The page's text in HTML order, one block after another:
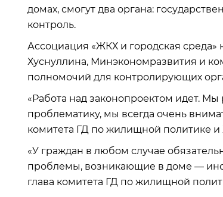
домах, смогут два органа:
контроль.
Ассоциация «ЖКХ и городская
Хуснуллина, Минэкономразвития и
полномочий для контролирующих
«Работа над законопроектом идет.
проблематику, мы всегда очень
комитета ГД по жилищной политике
«У граждан в любом случае
проблемы, возникающие в доме —
глава комитета ГД по жилищной